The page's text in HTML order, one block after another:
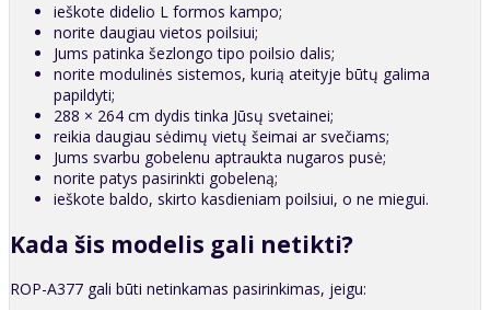
ieškote didelio L formos kampo;
norite daugiau vietos poilsiui;
Jums patinka šezlongo tipo poilsio dalis;
norite modulinės sistemos, kurią ateityje būtų galima
papildyti;
288 × 264 cm dydis tinka Jūsų svetainei;
reikia daugiau sėdimų vietų šeimai ar svečiams;
Jums svarbu gobelenu aptraukta nugaros pusė;
norite patys pasirinkti gobeleną;
ieškote baldo, skirto kasdieniam poilsiui, o ne miegui.
Kada šis modelis gali netikti?
ROP-A377 gali būti netinkamas pasirinkimas, jeigu: